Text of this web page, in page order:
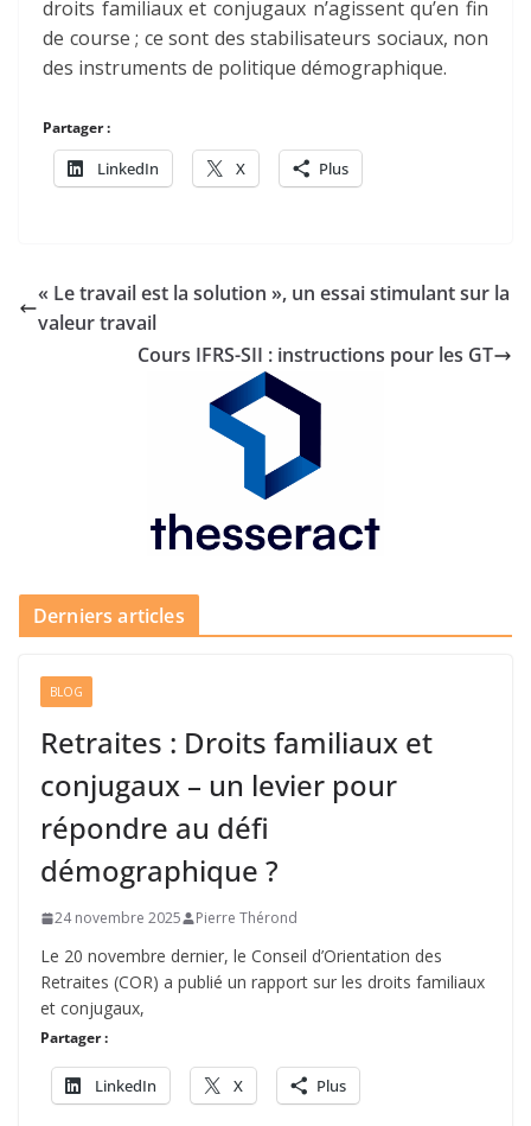
droits familiaux et conjugaux n’agissent qu’en fin
de course ; ce sont des stabilisateurs sociaux, non
des instruments de politique démographique.
Partager :
LinkedIn X Plus
« Le travail est la solution », un essai stimulant sur la
valeur travail
Cours IFRS-SII : instructions pour les GT
Derniers articles
BLOG
Retraites : Droits familiaux et
conjugaux – un levier pour
répondre au défi
démographique ?
24 novembre 2025 Pierre Thérond
Le 20 novembre dernier, le Conseil d’Orientation des
Retraites (COR) a publié un rapport sur les droits familiaux
et conjugaux,
Partager :
LinkedIn X Plus